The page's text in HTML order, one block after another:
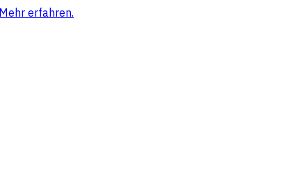
Mehr erfahren.